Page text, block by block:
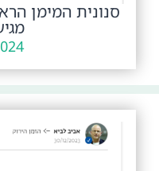
סנונית המימן